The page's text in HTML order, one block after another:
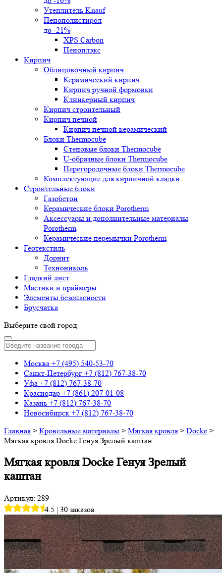
Утеплитель Knauf
Пенополистирол
до -21%
XPS Carbon
Пеноплэкс
Кирпич
Облицовочный кирпич
Керамический кирпич
Кирпич ручной формовки
Клинкерный кирпич
Кирпич строительный
Кирпич печной
Кирпич печной керамический
Блоки Thermocube
Стеновые блоки Thermocube
U-образные блоки Thermocube
Перегородочные блоки Thermocube
Комплектующие для кирпичной кладки
Строительные блоки
Газобетон
Керамические блоки Porotherm
Аксессуары и дополнительные материалы
Porotherm
Керамические перемычки Porotherm
Геотекстиль
Дорнит
Технониколь
Гладкий лист
Мастики и праймеры
Элементы безопасности
Брусчатка
Выберите свой город
Москва +7 (495) 540-53-70
Санкт-Петербург +7 (812) 767-38-70
Уфа +7 (812) 767-38-70
Краснодар +7 (861) 207-01-08
Казань +7 (812) 767-38-70
Новосибирск +7 (812) 767-38-70
Главная > Кровельные материалы > Мягкая кровля > Docke >
Мягкая кровля Docke Генуя Зрелый каштан
Мягкая кровля Docke Генуя Зрелый
каштан
Артикул: 289
4.5 | 30 заказов